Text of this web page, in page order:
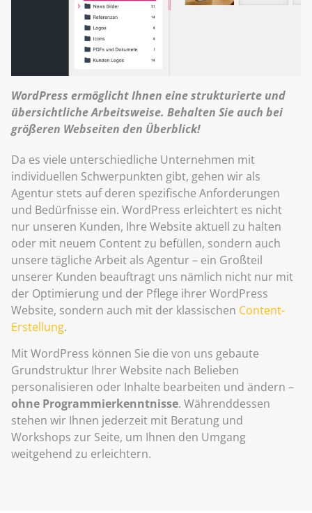
WordPress ermöglicht Ihnen eine strukturierte und
übersichtliche Arbeitsweise. Behalten Sie auch bei
größeren Webseiten den Überblick!
Da es viele unterschiedliche Unternehmen mit
individuellen Schwerpunkten gibt, gehen wir als
Agentur stets auf deren spezifische Anforderungen
und Bedürfnisse ein. WordPress erleichtert es nicht
nur unseren Kunden, Ihre Website aktuell zu halten
oder mit neuem Content zu befüllen, sondern auch
unsere tägliche Arbeit als Agentur – ein Großteil
unserer Kunden beauftragt uns nämlich nicht nur mit
der Optimierung und der Pflege ihrer WordPress
Website, sondern auch mit der klassischen Content-
Erstellung.
Mit WordPress können Sie die von uns gebaute
Grundstruktur Ihrer Website nach Belieben
personalisieren oder Inhalte bearbeiten und ändern –
ohne Programmierkenntnisse. Währenddessen
stehen wir Ihnen jederzeit mit Beratung und
Workshops zur Seite, um Ihnen den Umgang
weitgehend zu erleichtern.